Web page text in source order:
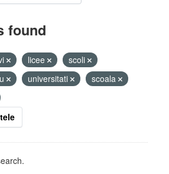
found
licee
scoli
universitati
scoala